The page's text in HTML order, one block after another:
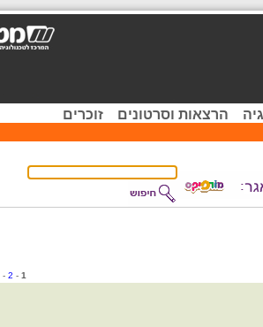
הרצאות וסרטונים זוכרים
1
-
2
-